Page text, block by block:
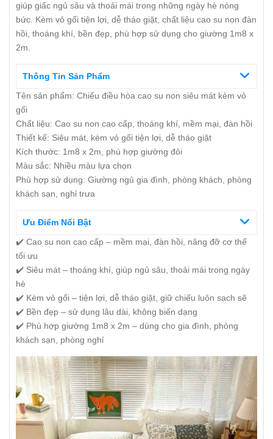
giúp giấc ngủ sâu và thoải mái trong những ngày hè nóng
bức. Kèm vỏ gối tiện lợi, dễ tháo giặt, chất liệu cao su non đàn
hồi, thoáng khí, bền đẹp, phù hợp sử dụng cho giường 1m8 x
2m.
Thông Tin Sản Phẩm
Tên sản phẩm: Chiếu điều hòa cao su non siêu mát kèm vỏ
gối
Chất liệu: Cao su non cao cấp, thoáng khí, mềm mại, đàn hồi
Thiết kế: Siêu mát, kèm vỏ gối tiện lợi, dễ tháo giặt
Kích thước: 1m8 x 2m, phù hợp giường đôi
Màu sắc: Nhiều màu lựa chọn
Phù hợp sử dụng: Giường ngủ gia đình, phòng khách, phòng
khách sạn, nghỉ trưa
Ưu Điểm Nổi Bật
✔️ Cao su non cao cấp – mềm mại, đàn hồi, nâng đỡ cơ thể
tối ưu
✔️ Siêu mát – thoáng khí, giúp ngủ sâu, thoải mái trong ngày
hè
✔️ Kèm vỏ gối – tiện lợi, dễ tháo giặt, giữ chiếu luôn sạch sẽ
✔️ Bền đẹp – sử dụng lâu dài, không biến dạng
✔️ Phù hợp giường 1m8 x 2m – dùng cho gia đình, phòng
khách sạn, phòng nghỉ